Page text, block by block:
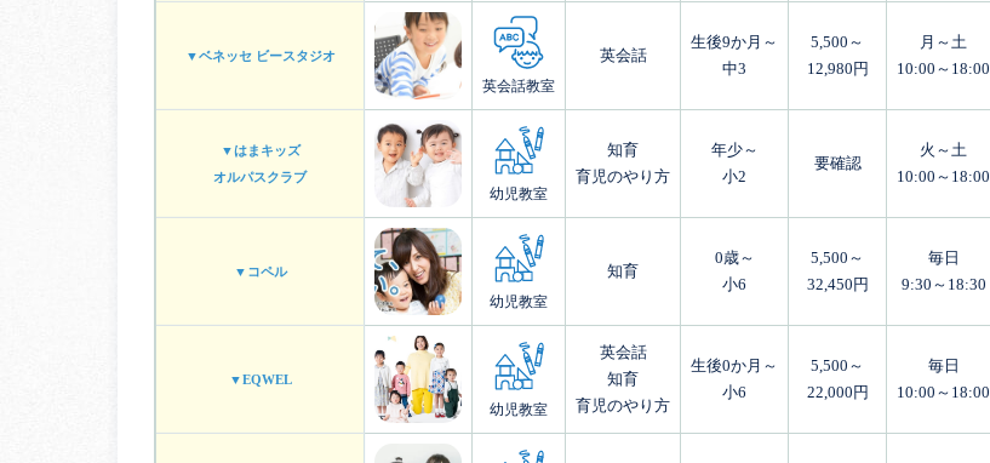
▼ベネッセ ビースタジオ
英会話教室
英会話
生後9か月～
中3
5,500～
12,980円
月～土
10:00～18:00
▼はまキッズ
オルパスクラブ
幼児教室
知育
育児のやり方
年少～
小2
要確認
火～土
10:00～18:00
▼コペル
幼児教室
知育
0歳～
小6
5,500～
32,450円
毎日
9:30～18:30
▼EQWEL
幼児教室
英会話
知育
育児のやり方
生後0か月～
小6
5,500～
22,000円
毎日
10:00～18:00